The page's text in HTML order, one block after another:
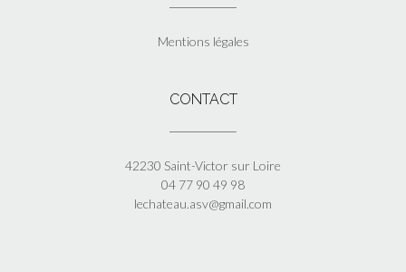
Mentions légales
CONTACT
42230 Saint-Victor sur Loire
04 77 90 49 98
lechateau.asv@gmail.com